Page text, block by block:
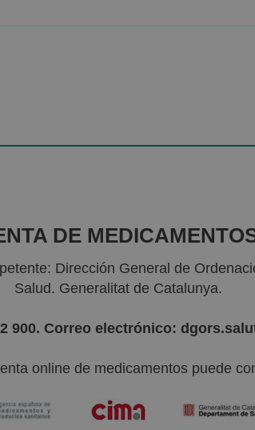
DE
Dirección General de
Salud. Generalitat de Catalunya.
900. Correo electrónico:
online de medicamentos puede